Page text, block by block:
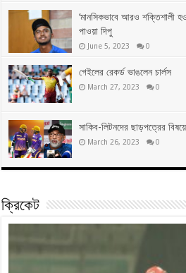
‘মানসিকভাবে আরও শক্তিশালী
পাওয়া দিপু
June 5, 2023 0
গেইলের রেকর্ড ভাঙলেন চার্লস
March 27, 2023 0
সাকিব-লিটনদের ছাড়পত্রের
March 26, 2023 0
ক্রিকেট